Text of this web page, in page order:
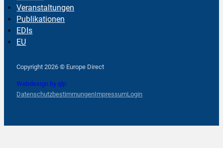
Veranstaltungen
Publikationen
EDIs
EU
Copyright 2026 © Europe Direct
Webdesign by qlp
DatenschutzbestimmungenImpressumLogin